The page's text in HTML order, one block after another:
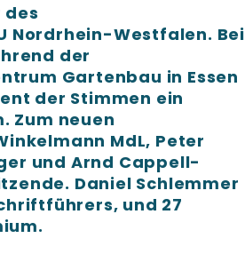
des
Nordrhein-Westfalen. Bei
der
Gartenbau in Essen
der Stimmen ein
Zum neuen
MdL, Peter
und Arnd Cappell-
Daniel Schlemmer
und 27